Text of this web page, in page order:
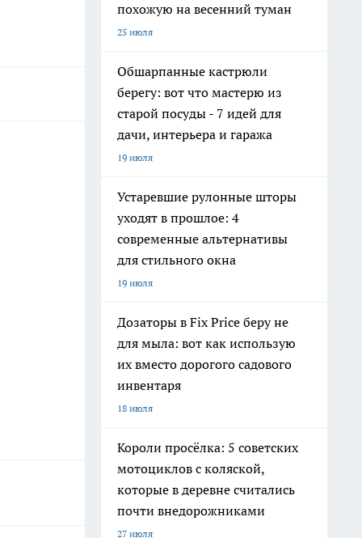
похожую на весенний туман
25 июля
Обшарпанные кастрюли
берегу: вот что мастерю из
старой посуды - 7 идей для
дачи, интерьера и гаража
19 июля
Устаревшие рулонные шторы
уходят в прошлое: 4
современные альтернативы
для стильного окна
19 июля
Дозаторы в Fix Price беру не
для мыла: вот как использую
их вместо дорогого садового
инвентаря
18 июля
Короли просёлка: 5 советских
мотоциклов с коляской,
которые в деревне считались
почти внедорожниками
27 июля